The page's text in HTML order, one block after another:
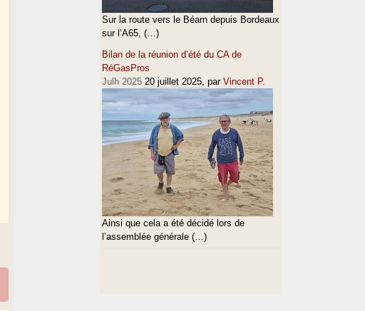
Sur la route vers le Béarn depuis Bordeaux
sur l’A65, (…)
Bilan de la réunion d’été du CA de
RéGasPros
Julh 2025 20 juillet 2025, par Vincent P.
Ainsi que cela a été décidé lors de
l’assemblée générale (…)